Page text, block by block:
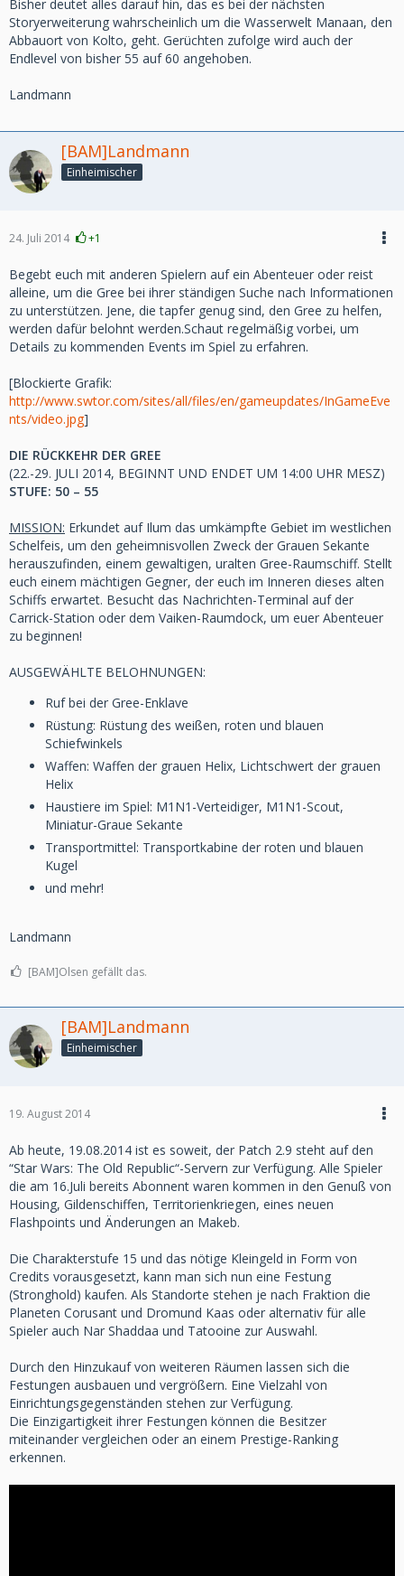
Bisher deutet alles darauf hin, das es bei der nächsten
Storyerweiterung wahrscheinlich um die Wasserwelt Manaan, den
Abbauort von Kolto, geht. Gerüchten zufolge wird auch der
Endlevel von bisher 55 auf 60 angehoben.
Landmann
[BAM]Landmann
Einheimischer
24. Juli 2014 +1
Begebt euch mit anderen Spielern auf ein Abenteuer oder reist
alleine, um die Gree bei ihrer ständigen Suche nach Informationen
zu unterstützen. Jene, die tapfer genug sind, den Gree zu helfen,
werden dafür belohnt werden.Schaut regelmäßig vorbei, um
Details zu kommenden Events im Spiel zu erfahren.
[Blockierte Grafik:
http://www.swtor.com/sites/all/files/en/gameupdates/InGameEve
nts/video.jpg]
DIE RÜCKKEHR DER GREE
(22.-29. JULI 2014, BEGINNT UND ENDET UM 14:00 UHR MESZ)
STUFE: 50 – 55
MISSION: Erkundet auf Ilum das umkämpfte Gebiet im westlichen
Schelfeis, um den geheimnisvollen Zweck der Grauen Sekante
herauszufinden, einem gewaltigen, uralten Gree-Raumschiff. Stellt
euch einem mächtigen Gegner, der euch im Inneren dieses alten
Schiffs erwartet. Besucht das Nachrichten-Terminal auf der
Carrick-Station oder dem Vaiken-Raumdock, um euer Abenteuer
zu beginnen!
AUSGEWÄHLTE BELOHNUNGEN:
Ruf bei der Gree-Enklave
Rüstung: Rüstung des weißen, roten und blauen
Schiefwinkels
Waffen: Waffen der grauen Helix, Lichtschwert der grauen
Helix
Haustiere im Spiel: M1N1-Verteidiger, M1N1-Scout,
Miniatur-Graue Sekante
Transportmittel: Transportkabine der roten und blauen
Kugel
und mehr!
Landmann
[BAM]Olsen gefällt das.
[BAM]Landmann
Einheimischer
19. August 2014
Ab heute, 19.08.2014 ist es soweit, der Patch 2.9 steht auf den
“Star Wars: The Old Republic“-Servern zur Verfügung. Alle Spieler
die am 16.Juli bereits Abonnent waren kommen in den Genuß von
Housing, Gildenschiffen, Territorienkriegen, eines neuen
Flashpoints und Änderungen an Makeb.
Die Charakterstufe 15 und das nötige Kleingeld in Form von
Credits vorausgesetzt, kann man sich nun eine Festung
(Stronghold) kaufen. Als Standorte stehen je nach Fraktion die
Planeten Corusant und Dromund Kaas oder alternativ für alle
Spieler auch Nar Shaddaa und Tatooine zur Auswahl.
Durch den Hinzukauf von weiteren Räumen lassen sich die
Festungen ausbauen und vergrößern. Eine Vielzahl von
Einrichtungsgegenständen stehen zur Verfügung.
Die Einzigartigkeit ihrer Festungen können die Besitzer
miteinander vergleichen oder an einem Prestige-Ranking
erkennen.